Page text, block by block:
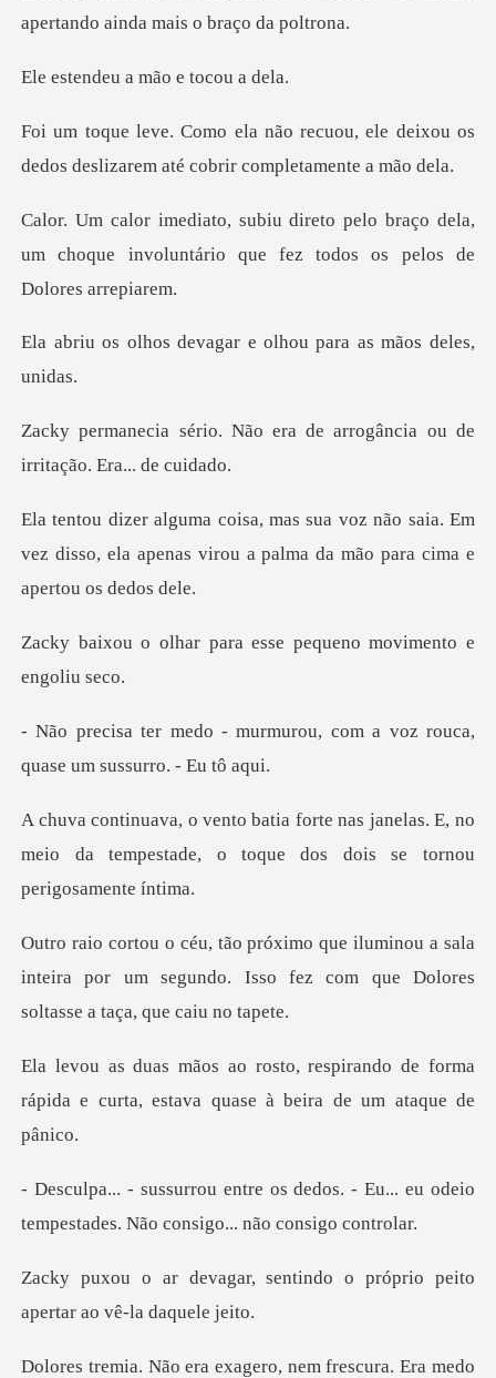
apertando
u a mão e t
uou, ele deixou os
dedos deslizarem
lo braço dela,
um choque involuntário que
evagar e olhou para
era de arrogância ou de
ir
ão saia. Em
vez disso, ela apenas virou a pa
para esse pequeno mov
murou, com a voz rouca,
quas
s janelas. E, no
meio da tempestade, o toq
ou a sala
inteira por um segundo. Isso fez com
irando de forma
rápida e curta, estav
edos. - Eu... eu odeio
tempestades.
entindo o próprio peito
ape
, nem frescura. Era medo